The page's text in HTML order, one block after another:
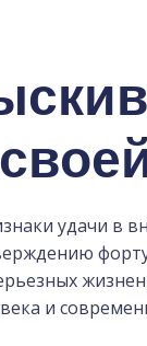
удачи в
и